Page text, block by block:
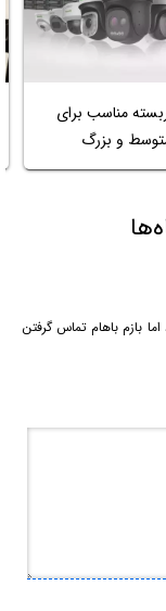
مناسب برای
و بزرگ
بازم باهام تماس گرفتن